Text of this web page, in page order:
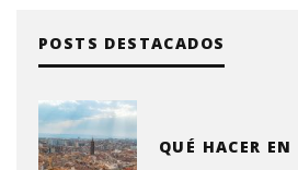
POSTS DESTACADOS
QUÉ HACER